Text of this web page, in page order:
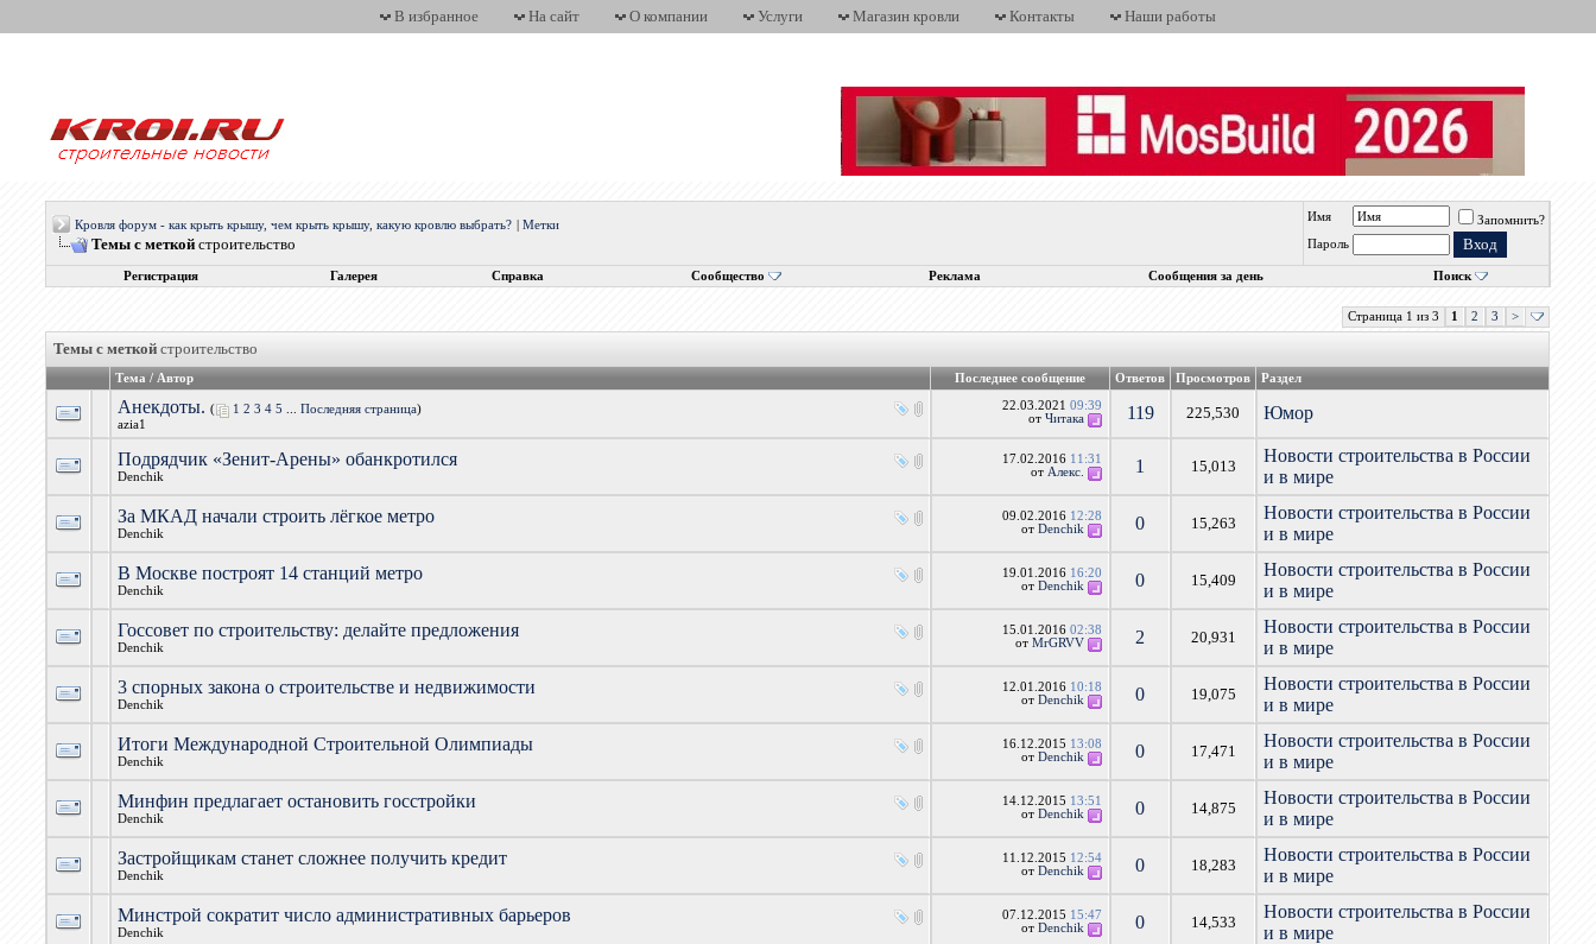
В избранное На сайт О компании Услуги Магазин кровли Контакты Наши работы
Кровля форум - как крыть крышу, чем крыть крышу, какую кровлю выбрать? |Метки
Темы с меткойстроительство
Имя
Запомнить?
Пароль
Регистрация Галерея Справка Сообщество Реклама Сообщения за день Поиск
Страница 1 из 3 1 2 3 >
Темы с меткойстроительство
Тема / Автор Последнее сообщение Ответов Просмотров Раздел
Анекдоты. ( 1 2 3 4 5 ...Последняя страница)
azia1
22.03.202109:39
отЧитака 119 225,530 Юмор
Подрядчик «Зенит-Арены» обанкротился
Denchik
17.02.2016 11:31
от Алекс. 1 15,013
Новости строительства в России
и в мире
За МКАД начали строить лёгкое метро
Denchik
09.02.2016 12:28
отDenchik 0 15,263
Новости строительства в России
и в мире
В Москве построят 14 станций метро
Denchik
19.01.2016 16:20
отDenchik 0 15,409
Новости строительства в России
и в мире
Госсовет по строительству: делайте предложения
Denchik
15.01.201602:38
отMrGRVV 2 20,931
Новости строительства в России
и в мире
3 спорных закона о строительстве и недвижимости
Denchik
12.01.2016 10:18
отDenchik 0 19,075
Новости строительства в России
и в мире
Итоги Международной Строительной Олимпиады
Denchik
16.12.2015 13:08
отDenchik 0 17,471
Новости строительства в России
и в мире
Минфин предлагает остановить госстройки
Denchik
14.12.2015 13:51
отDenchik 0 14,875
Новости строительства в России
и в мире
Застройщикам станет сложнее получить кредит
Denchik
11.12.2015 12:54
отDenchik 0 18,283
Новости строительства в России
и в мире
Минстрой сократит число административных барьеров
Denchik
07.12.2015 15:47
отDenchik 0 14,533
Новости строительства в России
и в мире